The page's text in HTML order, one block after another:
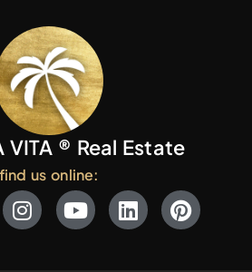
VITA ® Real Estate
find us online: